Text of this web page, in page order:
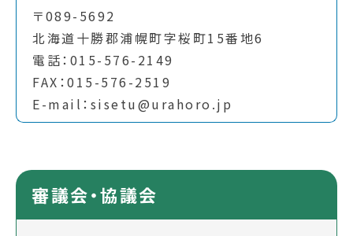
〒089-5692
北海道十勝郡浦幌町字桜町15番地6
電話：015-576-2149
FAX：015-576-2519
E-mail：sisetu@urahoro.jp
審議会・協議会